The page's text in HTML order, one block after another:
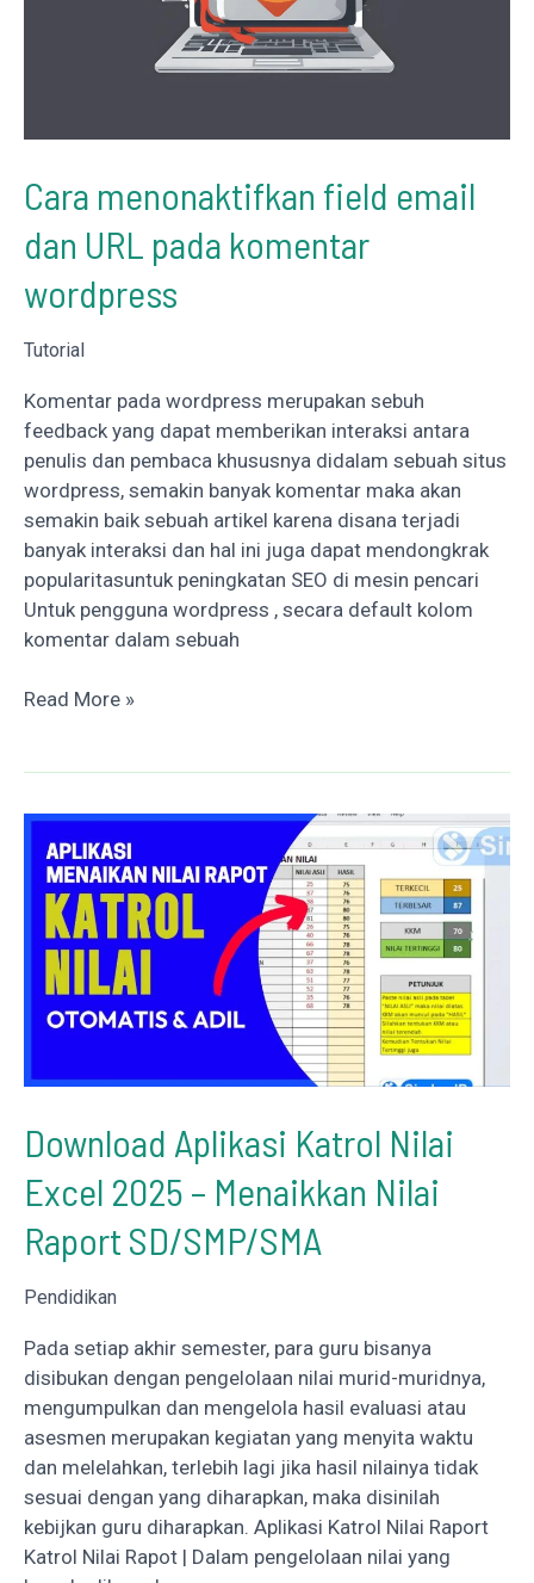
Cara menonaktifkan field email
dan URL pada komentar
wordpress
Tutorial
Komentar pada wordpress merupakan sebuh
feedback yang dapat memberikan interaksi antara
penulis dan pembaca khususnya didalam sebuah situs
wordpress, semakin banyak komentar maka akan
semakin baik sebuah artikel karena disana terjadi
banyak interaksi dan hal ini juga dapat mendongkrak
popularitasuntuk peningkatan SEO di mesin pencari
Untuk pengguna wordpress , secara default kolom
komentar dalam sebuah
Cara
dan
URL
pada
komentar
wordpress
Read More »
Download Aplikasi Katrol Nilai
Excel 2025 – Menaikkan Nilai
Raport SD/SMP/SMA
Pendidikan
Pada setiap akhir semester, para guru bisanya
disibukan dengan pengelolaan nilai murid-muridnya,
mengumpulkan dan mengelola hasil evaluasi atau
asesmen merupakan kegiatan yang menyita waktu
dan melelahkan, terlebih lagi jika hasil nilainya tidak
sesuai dengan yang diharapkan, maka disinilah
kebijkan guru diharapkan. Aplikasi Katrol Nilai Raport
Katrol Nilai Rapot | Dalam pengelolaan nilai yang